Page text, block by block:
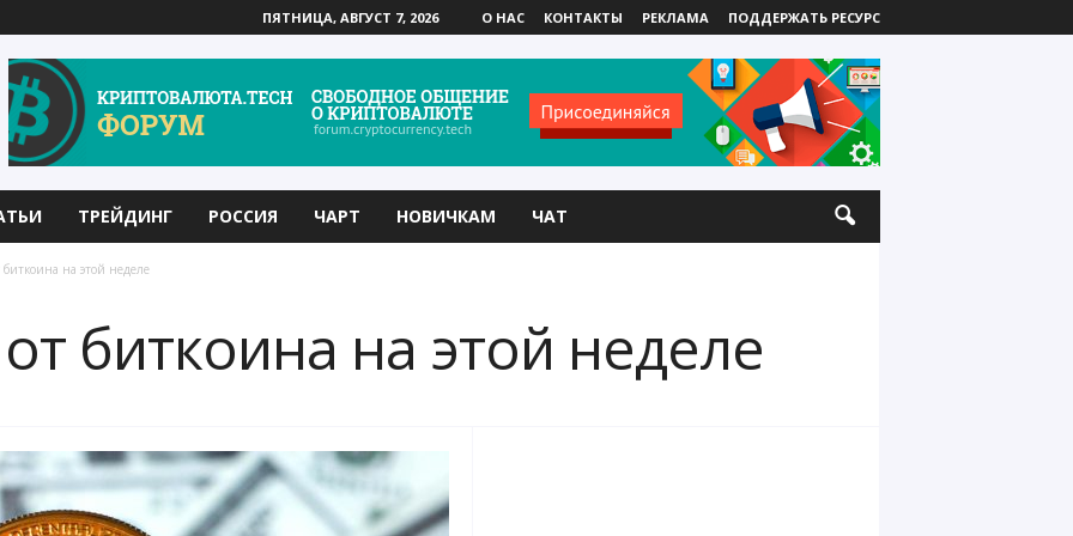
ПЯТНИЦА, АВГУСТ 7, 2026 О НАС КОНТАКТЫ РЕКЛАМА ПОДДЕРЖАТЬ РЕСУРС
ТРЕЙДИНГ РОССИЯ ЧАРТ НОВИЧКАМ ЧАТ
биткоина на этой неделе
биткоина на этой неделе